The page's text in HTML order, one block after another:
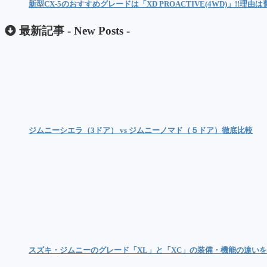
新型CX-5のおすすめグレードは「XD PROACTIVE(4WD)」!!理由は
最新記事 - New Posts -
ジムニーシエラ（3ドア） vs ジムニーノマド（５ドア）徹底比較
スズキ・ジムニーのグレード「XL」と「XC」の装備・機能の違い